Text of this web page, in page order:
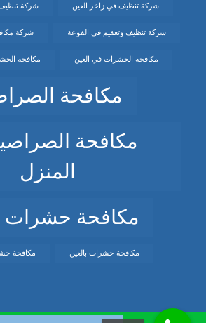
شركة تنظيف في زاخر العين شركة تنظيف
شركة تنظيف وتعقيم في الفوعة شركة
مكافحة الحشرات في العين مكافحة
مكافحة
مكافحة
المنزل
مكافحة حشرات
مكافحة حشرات بالعين مكافحة